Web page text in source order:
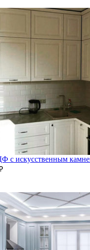
с искусственным